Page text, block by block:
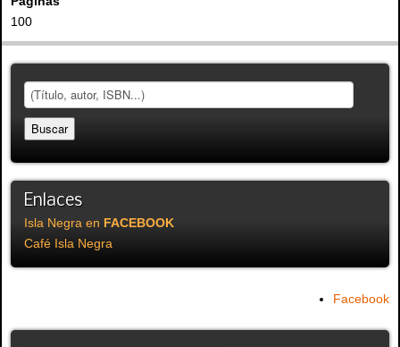
100
Enlaces
Isla Negra en FACEBOOK
Café Isla Negra
Facebook